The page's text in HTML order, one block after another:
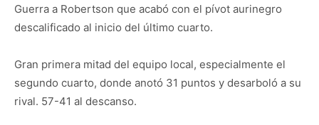
Guerra a Robertson que acabó con el pívot aurinegro
descalificado al inicio del último cuarto.
Gran primera mitad del equipo local, especialmente el
segundo cuarto, donde anotó 31 puntos y desarboló a su
rival. 57-41 al descanso.